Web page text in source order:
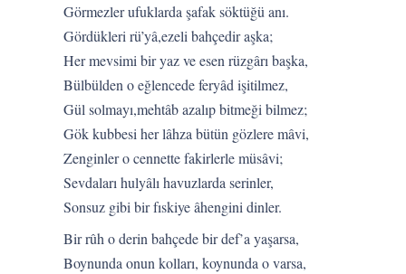
Görmezler ufuklarda şafak söktüğü anı.
Gördükleri rü’yâ,ezeli bahçedir aşka;
Her mevsimi bir yaz ve esen rüzgârı başka,
Bülbülden o eğlencede feryâd işitilmez,
Gül solmayı,mehtâb azalıp bitmeği bilmez;
Gök kubbesi her lâhza bütün gözlere mâvi,
Zenginler o cennette fakirlerle müsâvi;
Sevdaları hulyâlı havuzlarda serinler,
Sonsuz gibi bir fıskiye âhengini dinler.
Bir rûh o derin bahçede bir def’a yaşarsa,
Boynunda onun kolları, koynunda o varsa,